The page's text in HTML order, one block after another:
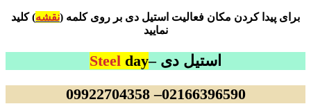
برای پیدا کردن مکان فعالیت استیل دی بر روی کلمه (نقشه) کلید
نمایید
استیل دی – Steel day
02166396590– 09922704358